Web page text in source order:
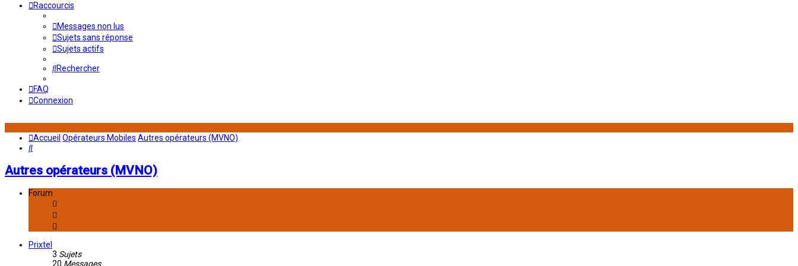
Raccourcis
Messages non lus
Sujets sans réponse
Sujets actifs
Rechercher
FAQ
Connexion
Accueil Opérateurs Mobiles Autres opérateurs (MVNO)
Rechercher
Autres opérateurs (MVNO)
Forum
Prixtel
3 Sujets
20 Messages